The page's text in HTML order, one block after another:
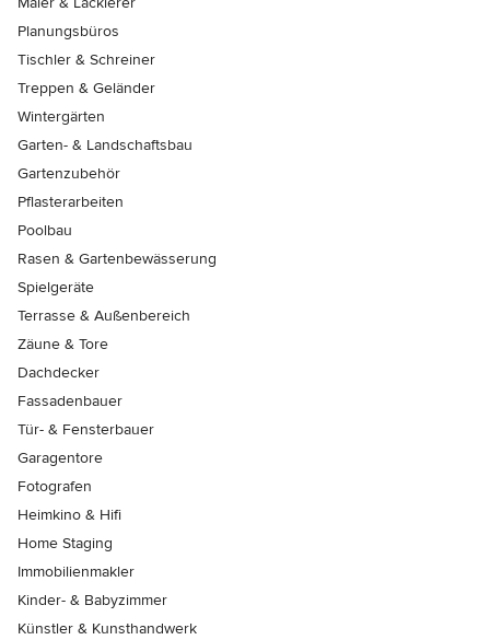
Planungsbüros
Tischler & Schreiner
Treppen & Geländer
Wintergärten
Garten- & Landschaftsbau
Gartenzubehör
Pflasterarbeiten
Poolbau
Rasen & Gartenbewässerung
Spielgeräte
Terrasse & Außenbereich
Zäune & Tore
Dachdecker
Fassadenbauer
Tür- & Fensterbauer
Garagentore
Fotografen
Heimkino & Hifi
Home Staging
Immobilienmakler
Kinder- & Babyzimmer
Künstler & Kunsthandwerk